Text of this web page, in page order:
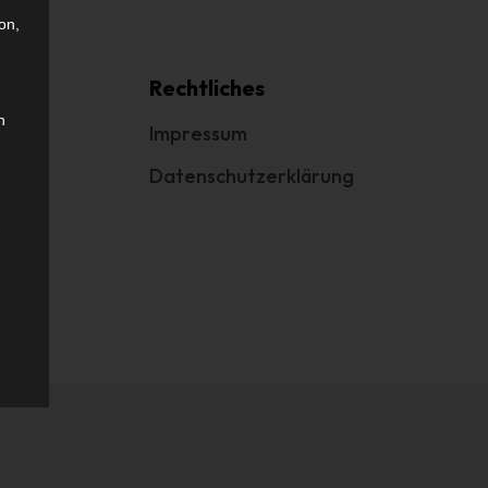
Rechtliches
Impressum
Datenschutzerklärung